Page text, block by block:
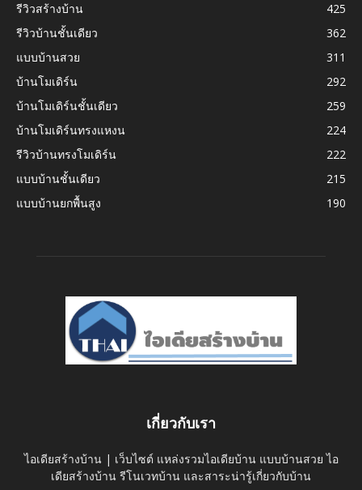
รีวิวสร้างบ้าน
425
รีวิวบ้านชั้นเดียว
362
แบบบ้านสวย
311
บ้านโมเดิร์น
292
บ้านโมเดิร์นชั้นเดียว
259
บ้านโมเดิร์นทรงแหงน
224
รีวิวบ้านทรงโมเดิร์น
222
แบบบ้านชั้นเดียว
215
แบบบ้านยกพื้นสูง
190
เกี่ยวกับเรา
ไอเดียสร้างบ้าน | เว็บไซต์ แหล่งรวมไอเดียบ้าน แบบบ้านสวย ไอ
เดียสร้างบ้าน รีโนเวทบ้าน และสาระน่ารู้เกี่ยวกับบ้าน